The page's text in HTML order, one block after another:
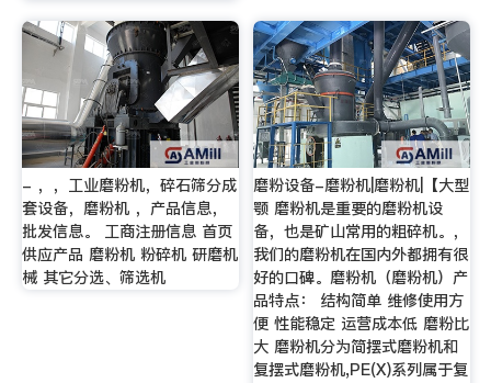
- ，，工业磨粉机，碎石筛分成
套设备，磨粉机 ，产品信息，
批发信息。 工商注册信息 首页
供应产品 磨粉机 粉碎机 研磨机
械 其它分选、筛选机
磨粉设备-磨粉机|磨粉机|【大型
颚 磨粉机是重要的磨粉机设
备，也是矿山常用的粗碎机。，
我们的磨粉机在国内外都拥有很
好的口碑。磨粉机（磨粉机）产
品特点： 结构简单 维修使用方
便 性能稳定 运营成本低 磨粉比
大 磨粉机分为简摆式磨粉机和
复摆式磨粉机,PE(X)系列属于复